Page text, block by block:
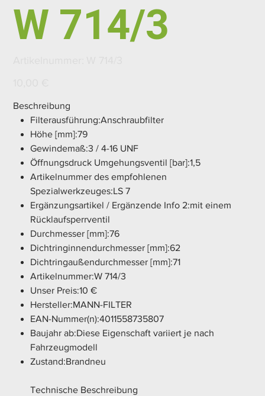
W 714/3
Beschreibung
Filterausführung:Anschraubfilter
Höhe [mm]:79
Gewindemaß:3 / 4-16 UNF
Öffnungsdruck Umgehungsventil [bar]:1,5
Artikelnummer des empfohlenen
Spezialwerkzeuges:LS 7
Ergänzungsartikel / Ergänzende Info 2:mit einem
Rücklaufsperrventil
Durchmesser [mm]:76
Dichtringinnendurchmesser [mm]:62
Dichtringaußendurchmesser [mm]:71
Artikelnummer:W 714/3
Unser Preis:10 €
Hersteller:MANN-FILTER
EAN-Nummer(n):4011558735807
Baujahr ab:Diese Eigenschaft variiert je nach
Fahrzeugmodell
Zustand:Brandneu
Technische Beschreibung